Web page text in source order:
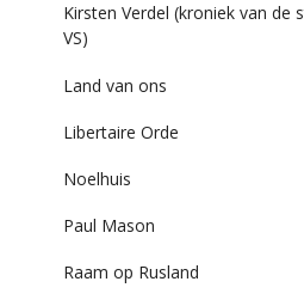
Kirsten Verdel (kroniek van de
VS)
Land van ons
Libertaire Orde
Noelhuis
Paul Mason
Raam op Rusland